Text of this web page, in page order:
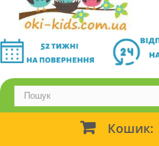
Кошик: